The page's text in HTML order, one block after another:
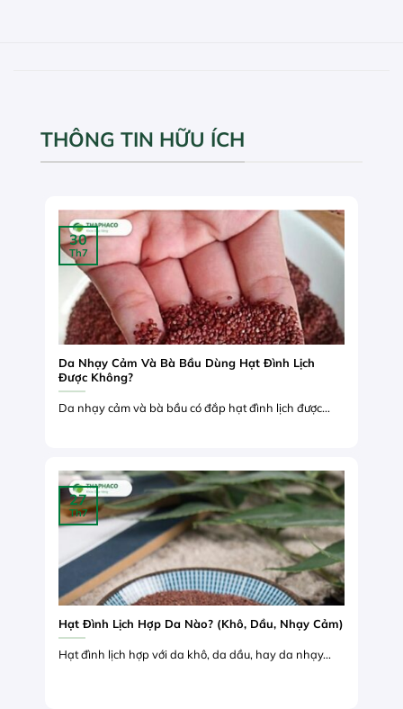
THÔNG TIN HỮU ÍCH
Da Nhạy Cảm Và Bà Bầu Dùng Hạt Đình Lịch
Được Không?
Da nhạy cảm và bà bầu có đắp hạt đình lịch được...
30
Th7
Hạt Đình Lịch Hợp Da Nào? (Khô, Dầu, Nhạy Cảm)
Hạt đình lịch hợp với da khô, da dầu, hay da nhạy...
27
Th7